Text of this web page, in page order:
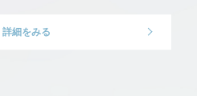
詳細をみる